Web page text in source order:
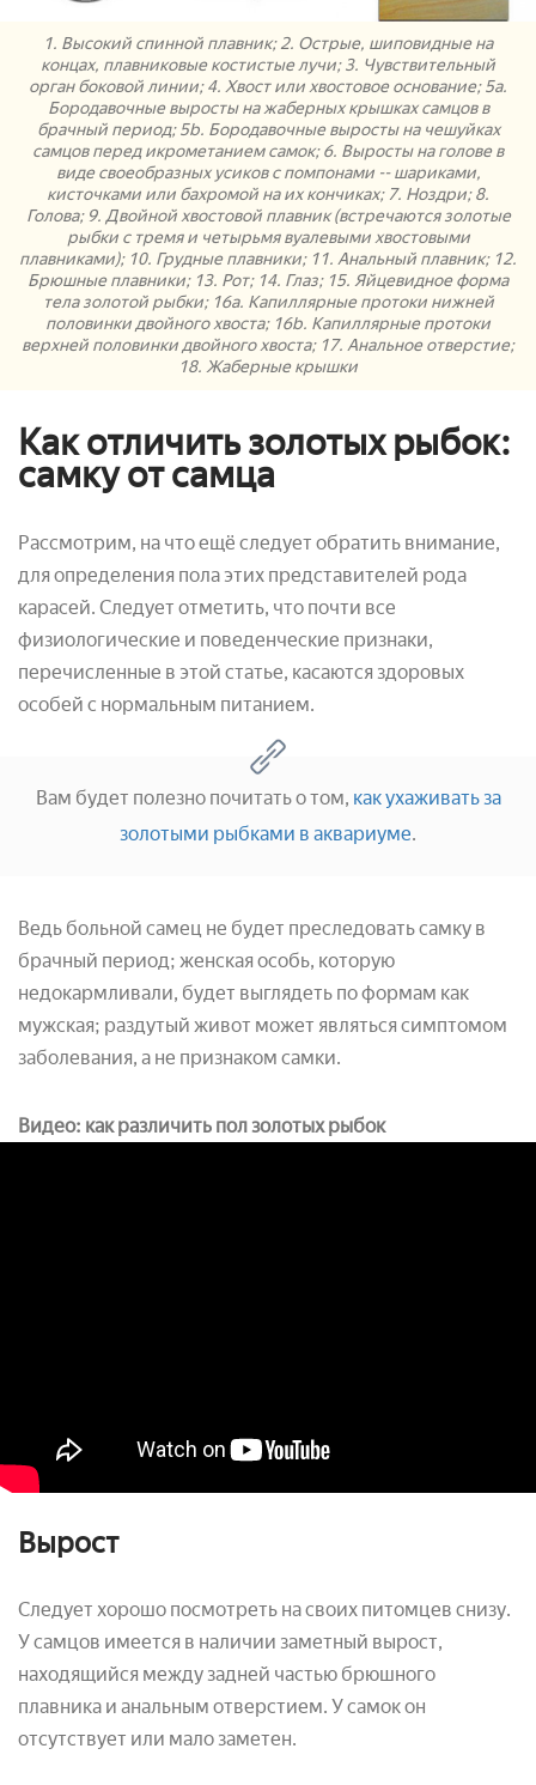
1. Высокий спинной плавник; 2. Острые, шиповидные на
концах, плавниковые костистые лучи; 3. Чувствительный
орган боковой линии; 4. Хвост или хвостовое основание; 5а.
Бородавочные выросты на жаберных крышках самцов в
брачный период; 5b. Бородавочные выросты на чешуйках
самцов перед икрометанием самок; 6. Выросты на голове в
виде своеобразных усиков с помпонами -- шариками,
кисточками или бахромой на их кончиках; 7. Ноздри; 8.
Голова; 9. Двойной хвостовой плавник (встречаются золотые
рыбки с тремя и четырьмя вуалевыми хвостовыми
плавниками); 10. Грудные плавники; 11. Анальный плавник; 12.
Брюшные плавники; 13. Рот; 14. Глаз; 15. Яйцевидное форма
тела золотой рыбки; 16a. Капиллярные протоки нижней
половинки двойного хвоста; 16b. Капиллярные протоки
верхней половинки двойного хвоста; 17. Анальное отверстие;
18. Жаберные крышки
Как отличить золотых рыбок:
самку от самца
Рассмотрим, на что ещё следует обратить внимание,
для определения пола этих представителей рода
карасей. Следует отметить, что почти все
физиологические и поведенческие признаки,
перечисленные в этой статье, касаются здоровых
особей с нормальным питанием.
Вам будет полезно почитать о том, как ухаживать за
золотыми рыбками в аквариуме.
Ведь больной самец не будет преследовать самку в
брачный период; женская особь, которую
недокармливали, будет выглядеть по формам как
мужская; раздутый живот может являться симптомом
заболевания, а не признаком самки.
Видео: как различить пол золотых рыбок
Вырост
Следует хорошо посмотреть на своих питомцев снизу.
У самцов имеется в наличии заметный вырост,
находящийся между задней частью брюшного
плавника и анальным отверстием. У самок он
отсутствует или мало заметен.